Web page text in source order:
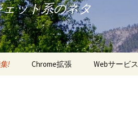
ット系のネタ
! Chrome拡張 Webサービス